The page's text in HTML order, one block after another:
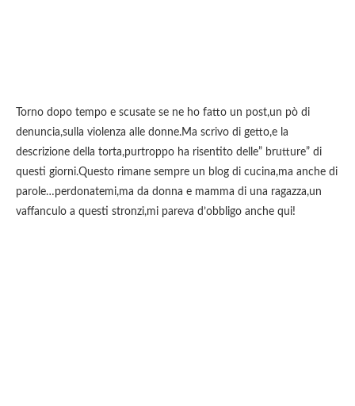
Torno dopo tempo e scusate se ne ho fatto un post,un pò di
denuncia,sulla violenza alle donne.Ma scrivo di getto,e la
descrizione della torta,purtroppo ha risentito delle” brutture” di
questi giorni.Questo rimane sempre un blog di cucina,ma anche di
parole…perdonatemi,ma da donna e mamma di una ragazza,un
vaffanculo a questi stronzi,mi pareva d’obbligo anche qui!